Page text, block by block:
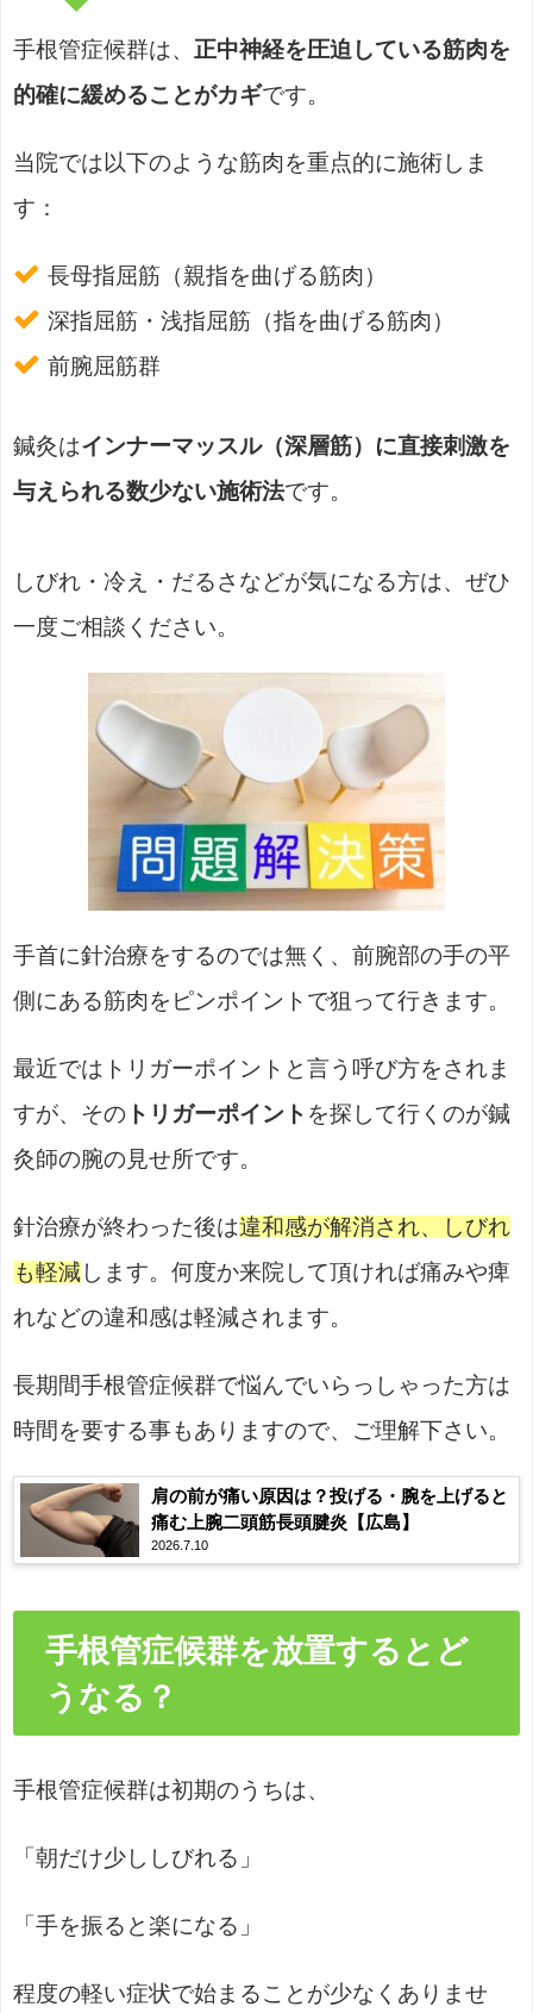
手根管症候群は、
正中神経を圧迫している筋肉を
的確に緩めることがカギです。
当院では以下のような筋肉を重点的に施術しま
す：
長母指屈筋（親指を曲げる筋肉）
深指屈筋・浅指屈筋（指を曲げる筋肉）
前腕屈筋群
鍼灸はインナーマッスル（深層筋）に直接刺激を
与えられる数少ない施術法です。
しびれ・冷え・だるさなどが気になる方は、ぜひ
一度ご相談ください。
手首に針治療をするのでは無く、前腕部の手の平
側にある筋肉をピンポイントで狙って行きます。
最近ではトリガーポイントと言う呼び方をされま
すが、その トリガーポイント を探して行くのが鍼
灸師の腕の見せ所です。
針治療が終わった後は違和感が解消され、しびれ
も軽減 します。何度か来院して頂ければ痛みや痺
れなどの違和感は軽減されます。
長期間手根管症候群で悩んでいらっしゃった方は
時間を要する事もありますので、ご理解下さい。
肩の前が痛い原因は？投げる・腕を上げると
痛む上腕二頭筋長頭腱炎【広島】
2026.7.10
手根管症候群を放置するとど
うなる？
手根管症候群は初期のうちは、
「朝だけ少ししびれる」
「手を振ると楽になる」
程度の軽い症状で始まることが少なくありませ